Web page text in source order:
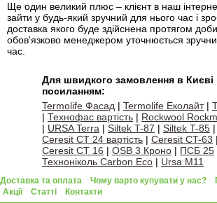
Ще один великий плюс – клієнт в наш
зайти у будь-який зручний для нього час і
доставка якого буде здійснена протягом
обов'язково менеджером уточнюється
час.
Для швидкого замовлення в Києві
посиланням:
Termolife Фасад | Termolife Еколайт|
| Технофас вартість | Rockwool
| URSA Terra | Siltek T-87 | Siltek T-85 |
Ceresit CT 24 вартість | Ceresit CT-63 |
Ceresit CT 16 | OSB 3 Кроно | ПСБ 25
Техноніколь Carbon Eco | Ursa M11
Доставка та оплата Чому варто купувати у нас?
Акції
Статті Контакти